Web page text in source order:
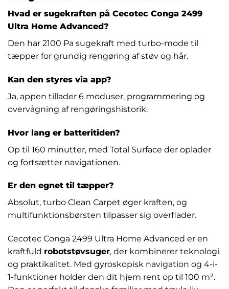
Hvad er sugekraften på Cecotec Conga 2499
Ultra Home Advanced?
Den har 2100 Pa sugekraft med turbo-mode til
tæpper for grundig rengøring af støv og hår.
Kan den styres via app?
Ja, appen tillader 6 moduser, programmering og
overvågning af rengøringshistorik.
Hvor lang er batteritiden?
Op til 160 minutter, med Total Surface der oplader
og fortsætter navigationen.
Er den egnet til tæpper?
Absolut, turbo Clean Carpet øger kraften, og
multifunktionsbørsten tilpasser sig overflader.
Cecotec Conga 2499 Ultra Home Advanced er en
kraftfuld robotstøvsuger, der kombinerer teknologi
og praktikalitet. Med gyroskopisk navigation og 4-i-
1-funktioner holder den dit hjem rent op til 100 m².